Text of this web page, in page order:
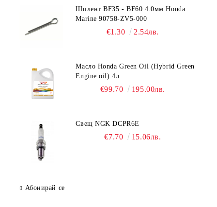
Шплент BF35 - BF60 4.0мм Honda
Marine 90758-ZV5-000
€1.30 2.54лв.
Масло Honda Green Oil (Hybrid Green
Engine oil) 4л.
€99.70 195.00лв.
Свещ NGK DCPR6E
€7.70 15.06лв.
Абонирай се